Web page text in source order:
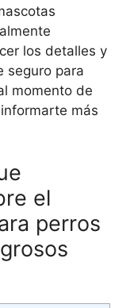
los detalles y
seguro para
momento de
más
el
perros